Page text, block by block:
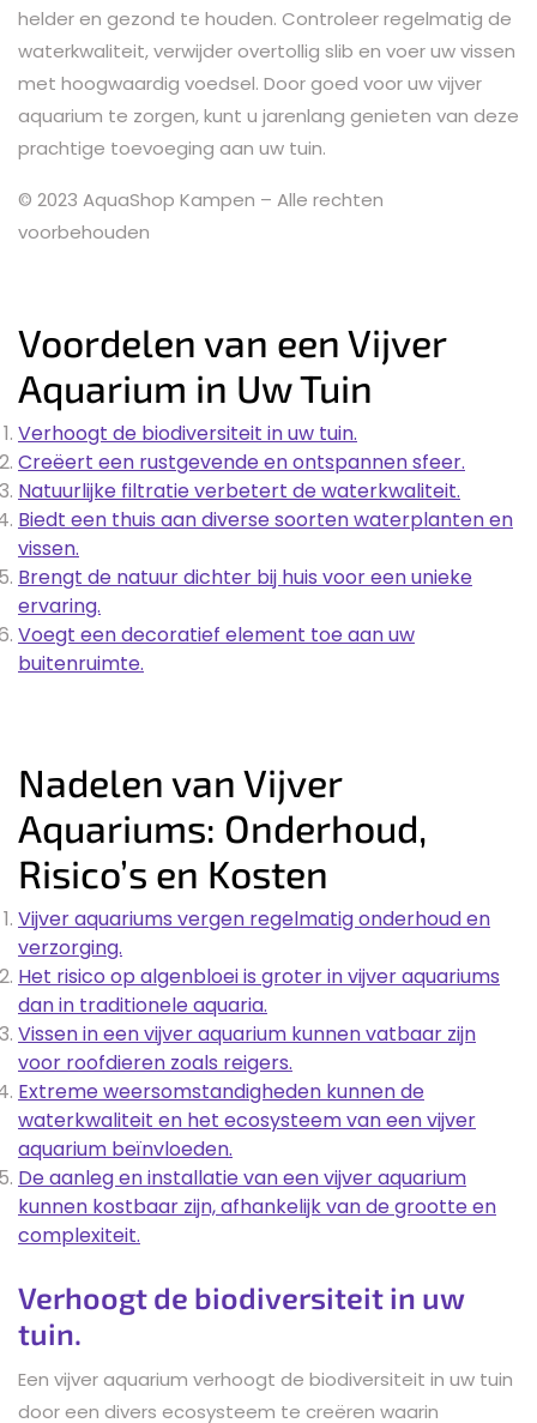
helder en gezond te houden. Controleer regelmatig de
waterkwaliteit, verwijder overtollig slib en voer uw vissen
met hoogwaardig voedsel. Door goed voor uw vijver
aquarium te zorgen, kunt u jarenlang genieten van deze
prachtige toevoeging aan uw tuin.
© 2023 AquaShop Kampen – Alle rechten
voorbehouden
Voordelen van een Vijver
Aquarium in Uw Tuin
Verhoogt de biodiversiteit in uw tuin.
Creëert een rustgevende en ontspannen sfeer.
Natuurlijke filtratie verbetert de waterkwaliteit.
Biedt een thuis aan diverse soorten waterplanten en
vissen.
Brengt de natuur dichter bij huis voor een unieke
ervaring.
Voegt een decoratief element toe aan uw
buitenruimte.
Nadelen van Vijver
Aquariums: Onderhoud,
Risico’s en Kosten
Vijver aquariums vergen regelmatig onderhoud en
verzorging.
Het risico op algenbloei is groter in vijver aquariums
dan in traditionele aquaria.
Vissen in een vijver aquarium kunnen vatbaar zijn
voor roofdieren zoals reigers.
Extreme weersomstandigheden kunnen de
waterkwaliteit en het ecosysteem van een vijver
aquarium beïnvloeden.
De aanleg en installatie van een vijver aquarium
kunnen kostbaar zijn, afhankelijk van de grootte en
complexiteit.
Verhoogt de biodiversiteit in uw
tuin.
Een vijver aquarium verhoogt de biodiversiteit in uw tuin
door een divers ecosysteem te creëren waarin